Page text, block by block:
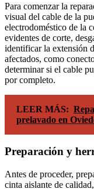
Para comenzar la
visual del cable de la
electrodoméstico de la
evidentes de corte,
identificar la extensión
afectados, como
determinar si el cable
por completo.
LEER MÁS:
prelavado en
Preparación y
Antes de proceder,
cinta aislante de